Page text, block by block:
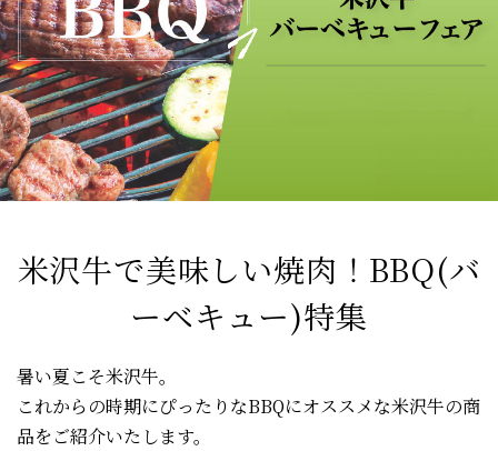
米沢牛で美味しい焼肉！BBQ(バ
ーベキュー)特集
暑い夏こそ米沢牛。
これからの時期にぴったりなBBQにオススメな米沢牛の商
品をご紹介いたします。